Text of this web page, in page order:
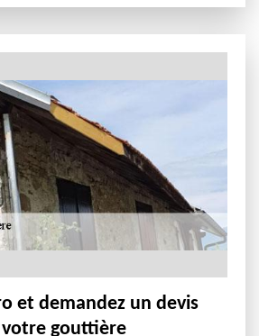
et demandez un devis
gouttière